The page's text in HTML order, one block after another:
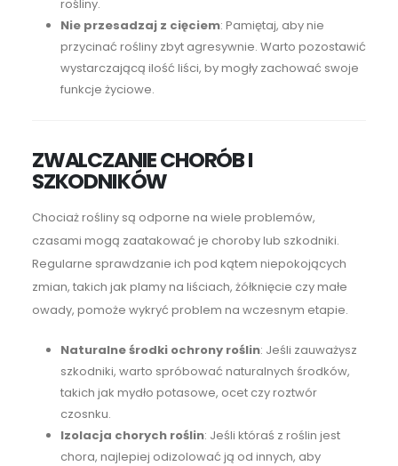
rośliny.
Nie przesadzaj z cięciem: Pamiętaj, aby nie
przycinać rośliny zbyt agresywnie. Warto pozostawić
wystarczającą ilość liści, by mogły zachować swoje
funkcje życiowe.
ZWALCZANIE CHORÓB I
SZKODNIKÓW
Chociaż rośliny są odporne na wiele problemów,
czasami mogą zaatakować je choroby lub szkodniki.
Regularne sprawdzanie ich pod kątem niepokojących
zmian, takich jak plamy na liściach, żółknięcie czy małe
owady, pomoże wykryć problem na wczesnym etapie.
Naturalne środki ochrony roślin: Jeśli zauważysz
szkodniki, warto spróbować naturalnych środków,
takich jak mydło potasowe, ocet czy roztwór
czosnku.
Izolacja chorych roślin: Jeśli któraś z roślin jest
chora, najlepiej odizolować ją od innych, aby